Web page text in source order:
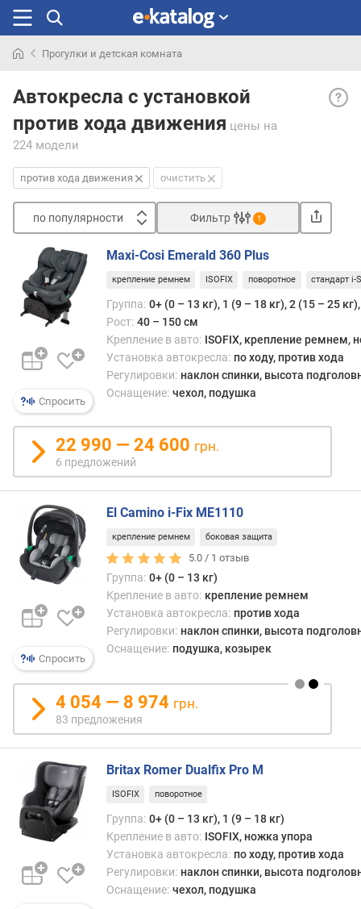
раньше
Прогулки и детская комната
Автокресла с установкой
против хода движения цены на
224 модели
Такое
на
не
для
в
против хода движения очистить
по популярности
п
о
п
о
у
л
р
н
с
о
т
д
е
е
в
х
к
д
о
р
о
и
м
о
т
о
Фильтр 1
Спросить
Maxi-Cosi Emerald 360 Plus
крепление ремнем ISOFIX поворотное стандарт i-
Группа: 0+ (0 – 13 кг), 1 (9 – 18 кг), 2 (15 – 25
Рост: 40 – 150 см
Крепление в авто: ISOFIX, крепление ремнем,
Установка автокресла: по ходу, против хода
Регулировки: наклон спинки, высота
Оснащение: чехол, подушка
22 990 — 24 600 грн.
6 предложений
Спросить
El Camino i-Fix ME1110
крепление ремнем боковая защита
5.0 / 1 отзыв
Группа: 0+ (0 – 13 кг)
Крепление в авто: крепление ремнем
Установка автокресла: против хода
Регулировки: наклон спинки, высота
Оснащение: подушка, козырек
4 054 — 8 974 грн.
83 предложения
Britax Romer Dualfix Pro M
ISOFIX поворотное
Группа: 0+ (0 – 13 кг), 1 (9 – 18 кг)
Крепление в авто: ISOFIX, ножка упора
Установка автокресла: по ходу, против хода
Регулировки: наклон спинки, высота
Оснащение: чехол, подушка